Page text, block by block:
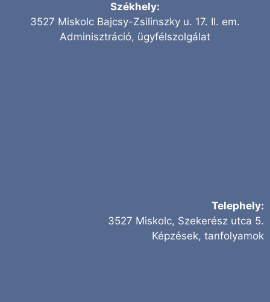
Székhely:
3527 Miskolc Bajcsy-Zsilinszky u. 17. II. em.
Adminisztráció, ügyfélszolgálat
Telephely:
3527 Miskolc, Szekerész utca 5.
Képzések, tanfolyamok